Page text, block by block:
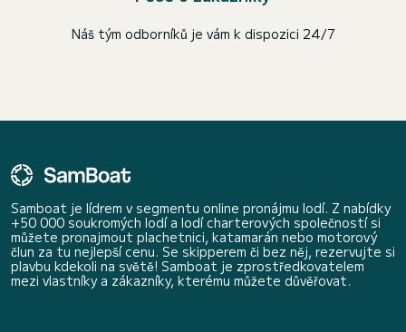
Náš tým odborníků je vám k dispozici 24/7
Samboat je lídrem v segmentu online pronájmu lodí. Z nabídky
+50 000 soukromých lodí a lodí charterových společností si
můžete pronajmout plachetnici, katamarán nebo motorový
člun za tu nejlepší cenu. Se skipperem či bez něj, rezervujte si
plavbu kdekoli na světě! Samboat je zprostředkovatelem
mezi vlastníky a zákazníky, kterému můžete důvěřovat.